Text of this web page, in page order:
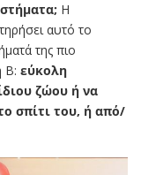
Η
αυτό το
της πιο
Β: εύκολη
ζώου ή να
σπίτι του, ή από/